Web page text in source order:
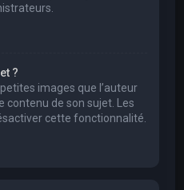
?
images que l’auteur
contenu de son sujet. Les
cette fonctionnalité.